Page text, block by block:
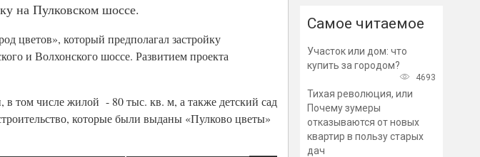
на Пулковском шоссе.
цветов», который предполагал застройку
и Волхонского шоссе. Развитием проекта
том числе жилой - 80 тыс. кв. м, а также детский сад
которые были выданы «Пулково цветы»
Самое читаемое
Участок или дом: что
купить за городом?
4693
Тихая революция, или
Почему зумеры
отказываются от новых
квартир в пользу старых
дач